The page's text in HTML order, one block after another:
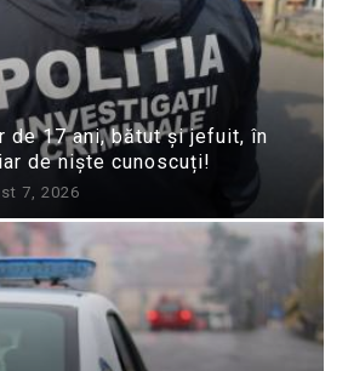
de 17 ani, bătut și jefuit, în
de niște cunoscuți!
7, 2026